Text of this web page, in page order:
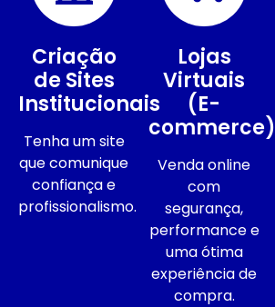
Criação
de Sites
Institucionais
Tenha um site
que comunique
confiança e
profissionalismo.
Lojas
Virtuais
(E-
commerce)
Venda online
com
segurança,
performance e
uma ótima
experiência de
compra.